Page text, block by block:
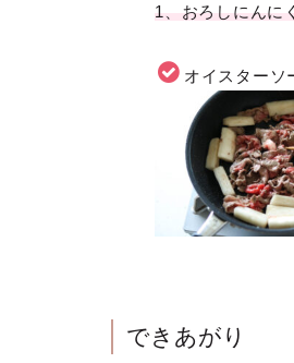
1、おろしにんに
オイスターソ
できあがり